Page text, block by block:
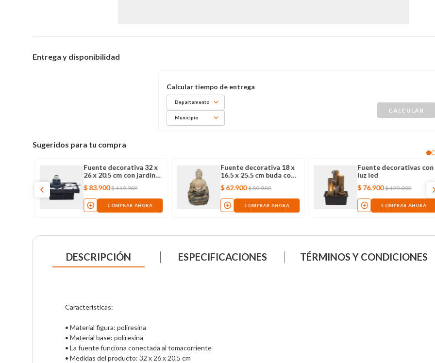
Entrega y disponibilidad
Departamento
Municipio
Sugeridos para tu compra
Fuente decorativa 32 x
26 x 20.5 cm con jardín
zen y luz led
$ 83.900 $119.900
COMPRAR AHORA
Fuente decorativa 18 x
16.5 x 25.5 cm buda con
luz led
$ 62.900 $89.900
COMPRAR AHORA
Fuente decorativas con
luz led
$ 76.900 $109.900
COMPRAR AHORA
DESCRIPCIÓN ESPECIFICACIONES TÉRMINOS Y CONDICIONES
Características:
• Material figura: poliresina
• Material base: poliresina
• La fuente funciona conectada al tomacorriente
• Medidas del producto: 32 x 26 x 20.5 cm